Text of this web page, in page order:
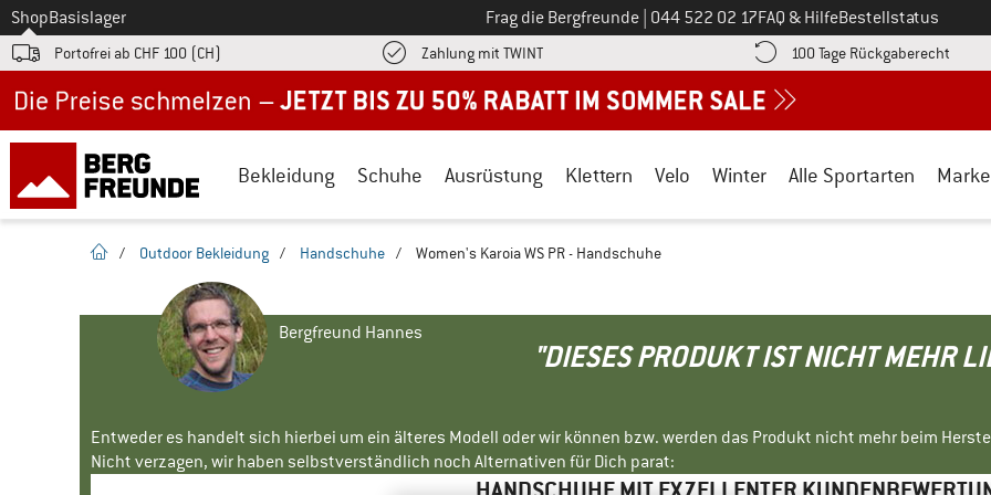
Zum
ShopBasislager Frag die Bergfreunde Ruf uns an unter
044 522 02 17FAQ & HilfeBestellstatus
Portofrei ab CHF 100 (CH) Zahlung mit TWINTFinde die Zahlungs-Infos hier! Öffnet sich in einer Infobox
100 Tage Rückgaberecht
Bekleidung Schuhe Ausrüstung Klettern Velo Winter Alle Sportarten
Startseite
/ Outdoor Bekleidung / Handschuhe / Women's Karoia WS PR - Handschuhe
Bergfreund Hannes
"DIESES PRODUKT IST NICHT MEHR
Entweder es handelt sich hierbei um ein älteres Modell oder wir können bzw. werden das Produkt nicht mehr beim
Nicht verzagen, wir haben selbstverständlich noch Alternativen für Dich parat: